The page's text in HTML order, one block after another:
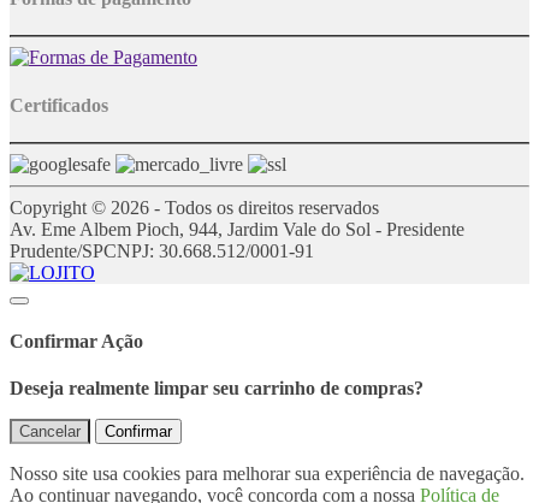
Certificados
Copyright © 2026 - Todos os direitos reservados
Av. Eme Albem Pioch, 944, Jardim Vale do Sol - Presidente
Prudente/SPCNPJ: 30.668.512/0001-91
Confirmar Ação
Deseja realmente limpar seu carrinho de compras?
Cancelar Confirmar
Nosso site usa cookies para melhorar sua experiência de navegação.
Ao continuar navegando, você concorda com a nossa Política de